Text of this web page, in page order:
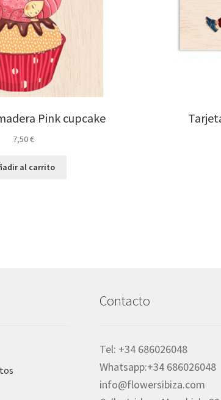
Pink cupcake
7,50€
al carrito
Contacto
Tel: +34 686026048
Whatsapp:+34 686026048
info@flowersibiza.com